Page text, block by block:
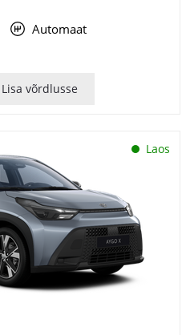
Automaat
Lisa võrdlusse
Laos